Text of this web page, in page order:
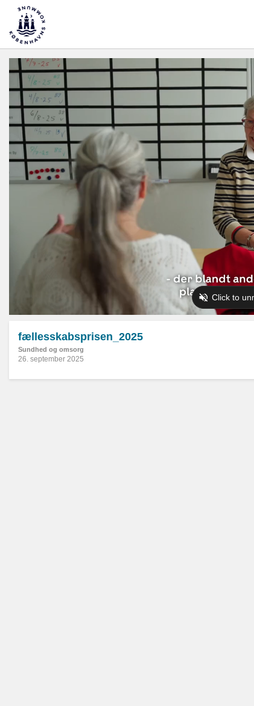
fællesskabsprisen_2025
Sundhed og omsorg
26. september 2025